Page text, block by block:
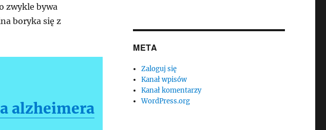
zwykle bywa
boryka się z
alzheimera
META
Zaloguj się
Kanał wpisów
Kanał komentarzy
WordPress.org